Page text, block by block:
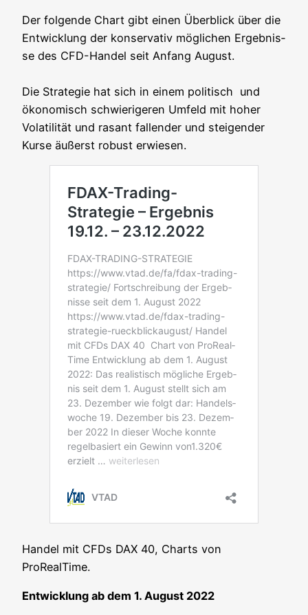
Der fol­gen­de Chart gibt einen Über­blick über die
Ent­wick­lung der kon­ser­va­tiv mög­li­chen Ergeb­nis­
se des CFD-Han­del seit Anfang August.
Die Stra­te­gie hat sich in einem poli­tisch und
öko­no­misch schwie­ri­ge­ren Umfeld mit hoher
Vola­ti­li­tät und rasant fal­len­der und stei­gen­der
Kur­se äußerst robust erwiesen.
Han­del mit CFDs DAX 40, Charts von
ProRealTime.
Ent­wick­lung ab dem 1. August 2022